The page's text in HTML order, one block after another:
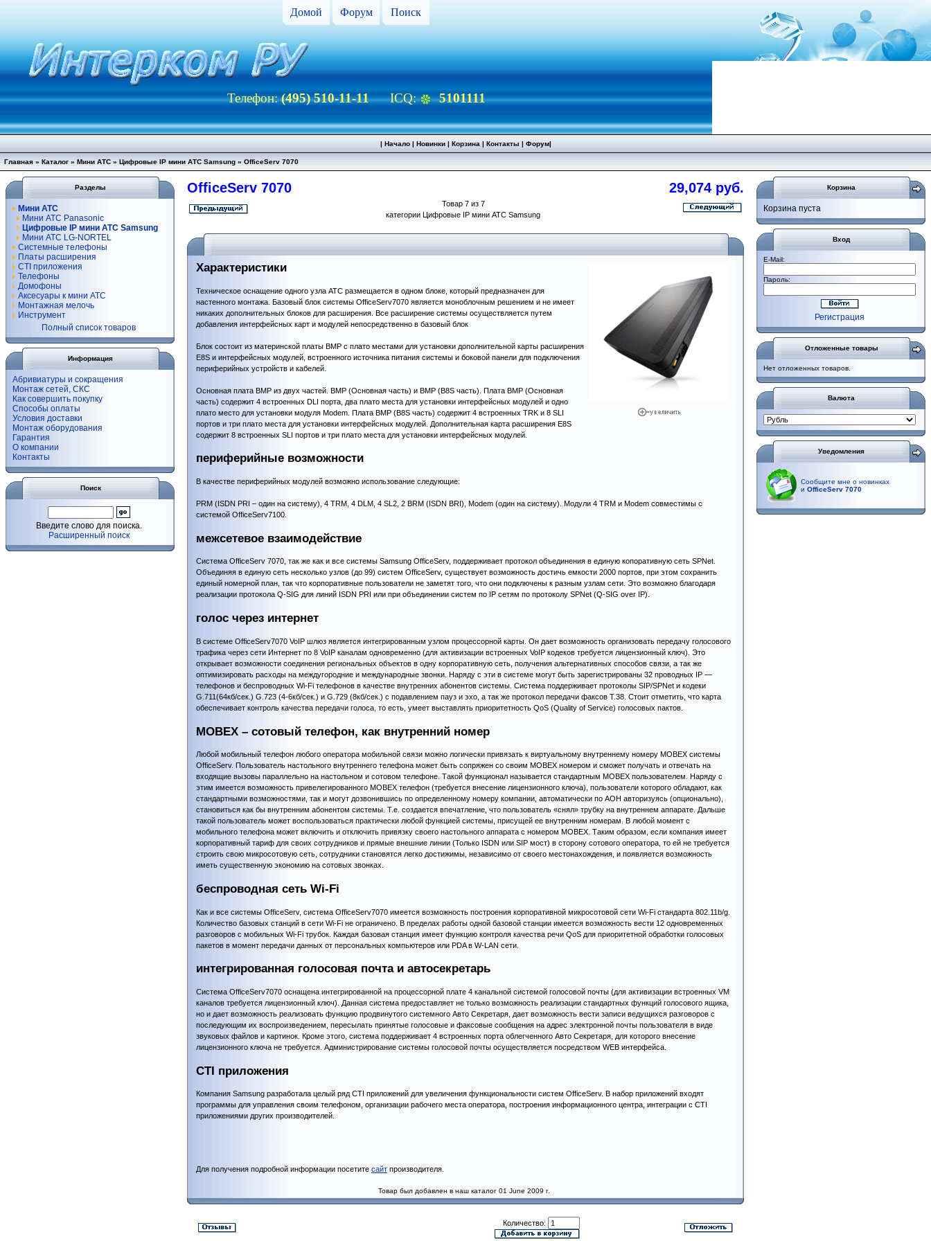
Домой Форум Поиск
Телефон:(495) 510-11-11ICQ: 5101111
| Начало| Новинки| Корзина | Контакты | Форум|
Главная » Каталог » Мини АТС » Цифровые IP мини АТС Samsung » OfficeServ 7070
Разделы
Мини АТС
Мини АТС Panasonic
Цифровые IP мини АТС Samsung
Мини АТС LG-NORTEL
Системные телефоны
Платы расширения
CTI приложения
Телефоны
Домофоны
Аксесуары к мини АТС
Монтажная мелочь
Инструмент
Полный список товаров
Информация
Абривиатуры и сокращения
Монтаж сетей, СКС
Как совершить покупку
Способы оплаты
Условия доставки
Монтаж оборудования
Гарантия
О компании
Контакты
Поиск
Введите слово для поиска.
Расширенный поиск
OfficeServ 7070 29,074 руб.
Товар 7 из 7
категории Цифровые IP мини АТС Samsung
Характеристики
Техническое оснащение одного узла АТС размещается в одном блоке, который предназначен для
настенного монтажа. Базовый блок системы OfficeServ7070 является моноблочным решением и не имеет
никаких дополнительных блоков для расширения. Все расширение системы осуществляется путем
добавления интерфейсных карт и модулей непосредственно в базовый блок
Блок состоит из материнской платы BMP с плато местами для установки дополнительной карты расширения
E8S и интерфейсных модулей, встроенного источника питания системы и боковой панели для подключения
периферийных устройств и кабелей.
Основная плата BMP из двух частей. BMP (Основная часть) и BMP (B8S часть). Плата BMP (Основная
часть) содержит 4 встроенных DLI порта, два плато места для установки интерфейсных модулей и одно
плато место для установки модуля Modem. Плата BMP (B8S часть) содержит 4 встроенных TRK и 8 SLI
портов и три плато места для установки интерфейсных модулей. Дополнительная карта расширения E8S
содержит 8 встроенных SLI портов и три плато места для установки интерфейсных модулей.
периферийные возможности
В качестве периферийных модулей возможно использование следующие:
PRM (ISDN PRI – один на систему), 4 TRM, 4 DLM, 4 SL2, 2 BRM (ISDN BRI), Modem (один на систему). Модули 4 TRM и Modem совместимы с
системой OfficeServ7100.
межсетевое взаимодействие
Система OfficeServ 7070, так же как и все системы Samsung OfficeServ, поддерживает протокол объединения в единую копоративную сеть SPNet.
Объединяя в единую сеть несколько узлов (до 99) систем OfficeServ, существует возможность достичь емкости 2000 портов, при этом сохранить
единый номерной план, так что корпоративные пользователи не заметят того, что они подключены к разным узлам сети. Это возможно благодаря
реализации протокола Q-SIG для линий ISDN PRI или при объединении систем по IP сетям по протоколу SPNet (Q-SIG over IP).
голос через интернет
В системе OfficeServ7070 VoIP шлюз является интегрированным узлом процессорной карты. Он дает возможность организовать передачу голосового
трафика через сети Интернет по 8 VoIP каналам одновременно (для активизации встроенных VoIP кодеков требуется лицензионный ключ). Это
открывает возможности соединения региональных объектов в одну корпоративную сеть, получения альтернативных способов связи, а так же
оптимизировать расходы на междугородние и международные звонки. Наряду с эти в системе могут быть зарегистрированы 32 проводных IP —
телефонов и беспроводных Wi-Fi телефонов в качестве внутренних абонентов системы. Система поддерживает протоколы SIP/SPNet и кодеки
G.711(64кб/сек.) G.723 (4-6кб/сек.) и G.729 (8кб/сек.) с подавлением пауз и эхо, а так же протокол передачи факсов T.38. Стоит отметить, что карта
обеспечивает контроль качества передачи голоса, то есть, умеет выставлять приоритетность QoS (Quality of Service) голосовых пактов.
MOBEX – сотовый телефон, как внутренний номер
Любой мобильный телефон любого оператора мобильной связи можно логически привязать к виртуальному внутреннему номеру MOBEX системы
OfficeServ. Пользователь настольного внутреннего телефона может быть сопряжен со своим MOBEX номером и сможет получать и отвечать на
входящие вызовы параллельно на настольном и сотовом телефоне. Такой функционал называется стандартным MOBEX пользователем. Наряду с
этим имеется возможность привелегированного MOBEX телефон (требуется внесение лицензионного ключа), пользователи которого обладают, как
стандартными возможностями, так и могут дозвонившись по определенному номеру компании, автоматически по AOH авторизуясь (опционально),
становиться как бы внутренним абонентом системы. Т.е. создается впечатление, что пользователь «снял» трубку на внутреннем аппарате. Дальше
такой пользователь может воспользоваться практически любой функцией системы, присущей ее внутренним номерам. В любой момент с
мобильного телефона может включить и отключить привязку своего настольного аппарата с номером MOBEX. Таким образом, если компания имеет
корпоративный тариф для своих сотрудников и прямые внешние линии (Только ISDN или SIP мост) в сторону сотового оператора, то ей не требуется
строить свою микросотовую сеть, сотрудники становятся легко достижимы, независимо от своего местонахождения, и появляется возможность
иметь существенную экономию на сотовых звонках.
беспроводная сеть Wi-Fi
Как и все системы OfficeServ, система OfficeServ7070 имеется возможность построения корпоративной микросотовой сети Wi-Fi стандарта 802.11b/g.
Количество базовых станций в сети Wi-Fi не ограничено. В пределах работы одной базовой станции имеется возможность вести 12 одновременных
разговоров с мобильных Wi-Fi трубок. Каждая базовая станция имеет функцию контроля качества речи QoS для приоритетной обработки голосовых
пакетов в момент передачи данных от персональных компьютеров или PDA в W-LAN сети.
интегрированная голосовая почта и автосекретарь
Система OfficeServ7070 оснащена интегрированной на процессорной плате 4 канальной системой голосовой почты (для активизации встроенных VM
каналов требуется лицензионный ключ). Данная система предоставляет не только возможность реализации стандартных функций голосового ящика,
но и дает возможность реализовать функцию продвинутого системного Авто Секретаря, дает возможность вести записи ведущихся разговоров с
последующим их воспроизведением, пересылать принятые голосовые и факсовые сообщения на адрес электронной почты пользователя в виде
звуковых файлов и картинок. Кроме этого, система поддерживает 4 встроенных порта облегченного Авто Секретаря, для которого внесение
лицензионного ключа не требуется. Администрирование системы голосовой почты осуществляется посредством WEB интерфейса.
CTI приложения
Компания Samsung разработала целый ряд CTI приложений для увеличения функциональности систем OfficeServ. В набор приложений входят
программы для управления своим телефоном, организации рабочего места оператора, построения информационного центра, интеграции с CTI
приложениями других производителей.
Для получения подробной информации посетите сайт производителя.
Товар был добавлен в наш каталог 01 June 2009 г.
Количество:
Корзина
Корзина пуста
Вход
E-Mail:
Пароль:
Регистрация
Отложенные товары
Нет отложенных товаров.
Валюта
Уведомления
Сообщите мне о новинках
и OfficeServ 7070